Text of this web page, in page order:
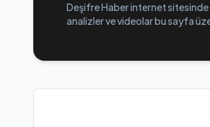
Deşifre Haber internet
analizler ve videolar bu sayfa